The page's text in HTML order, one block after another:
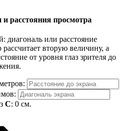
расстояния просмотра
диагональ или расстояние
вторую величину, а
от уровня глаз зрителя до
C: 0 см.